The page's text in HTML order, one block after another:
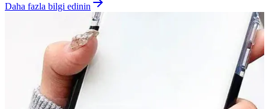
Daha fazla bilgi edinin